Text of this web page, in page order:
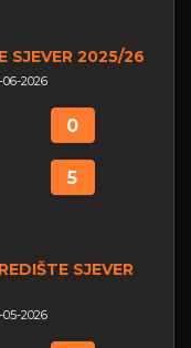
SJEVER 2025/26
06-2026
0
5
SJEVER
05-2026